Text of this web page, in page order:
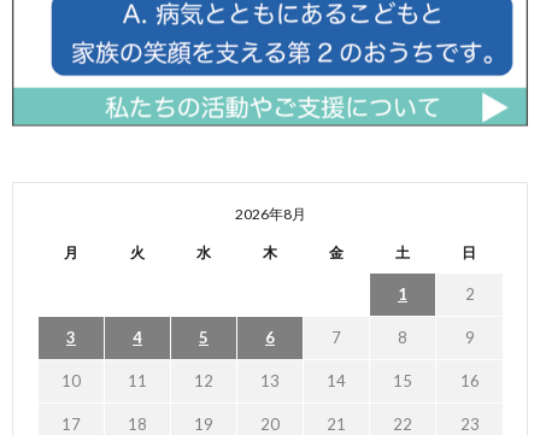
2026年8月
月 火 水 木 金 土 日
1 2
3 4 5 6 7 8 9
10 11 12 13 14 15 16
17 18 19 20 21 22 23